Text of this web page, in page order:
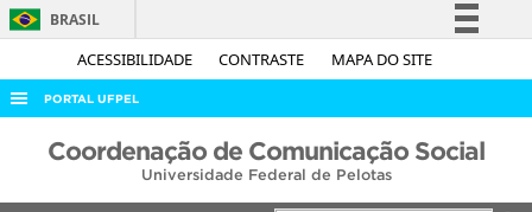
ACESSIBILIDADE CONTRASTE MAPA DO SITE
BRASIL
Simplifique!
Acesso à informação
Legislação
PORTAL UFPEL
ACESSO À INFORMAÇÃO
Coordenação de Comunicação Social
Universidade Federal de Pelotas